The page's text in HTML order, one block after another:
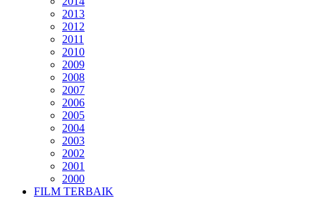
2013
2012
2011
2010
2009
2008
2007
2006
2005
2004
2003
2002
2001
2000
FILM TERBAIK